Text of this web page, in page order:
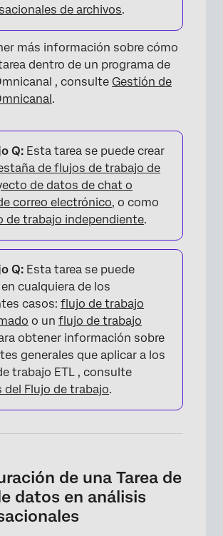
de archivos.
más información sobre cómo
dentro de un programa de
, consulte Gestión de
.
Q: Esta tarea se puede crear
de flujos de trabajo de
de datos de chat o
correo electrónico, o como
de trabajo independiente.
Q: Esta tarea se puede
cualquiera de los
casos: flujo de trabajo
o un flujo de trabajo
obtener información sobre
generales que aplicar a los
trabajo ETL , consulte
del Flujo de trabajo.
de una Tarea de
datos en análisis